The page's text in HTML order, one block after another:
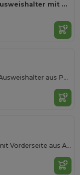
LADES Metallischer Ausweishalter mit Clip
TABOR Transparenter Ausweishalter aus PVC im vertikalen Design
GANDA Ausweishalter mit Vorderseite aus Aluminium